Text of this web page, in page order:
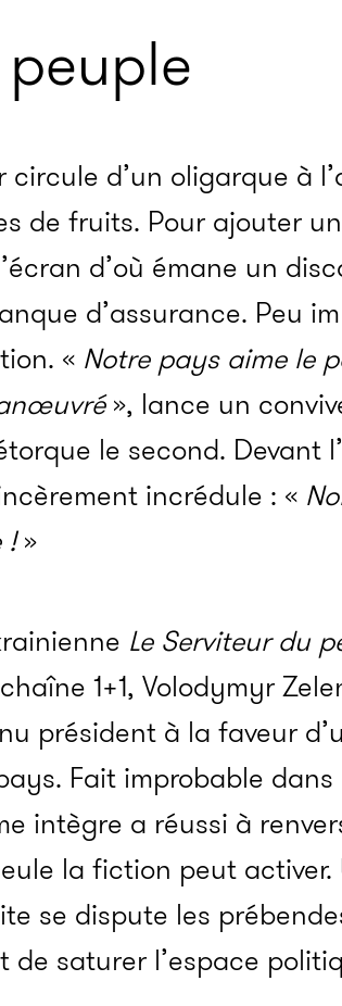
d’un oligarque à
de fruits. Pour ajouter
d’où émane un
d’assurance. Peu
« Notre pays aime le
», lance un
le second. Devant
incrédule : «
!»
Le Serviteur du
1+1, Volodymyr
président à la faveur
Fait improbable
intègre a réussi à
la fiction peut activer.
se dispute les
de saturer l’espace